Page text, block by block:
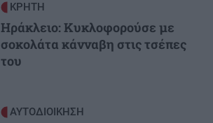
ΚΡΗΤΗ
Ηράκλειο: Κυκλοφορούσε με
σοκολάτα κάνναβη στις τσέπες
του
ΑΥΤΟΔΙΟΙΚΗΣΗ